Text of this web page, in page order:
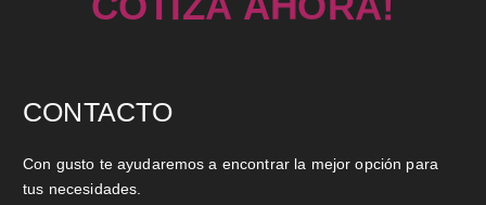
CONTACTO
Con gusto te ayudaremos a encontrar la mejor opción para
tus necesidades.